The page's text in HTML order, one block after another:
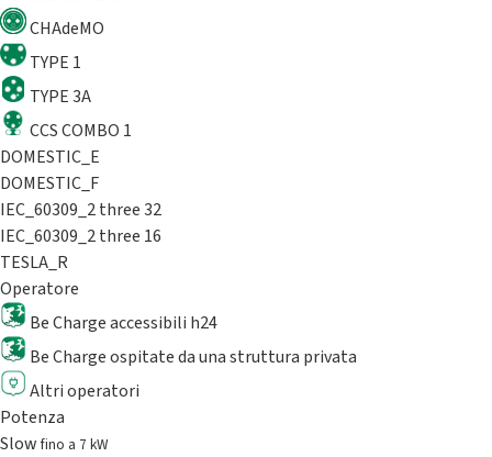
CHAdeMO
TYPE 1
TYPE 3A
CCS COMBO 1
DOMESTIC_E
DOMESTIC_F
IEC_60309_2 three 32
IEC_60309_2 three 16
TESLA_R
Operatore
Be Charge accessibili h24
Be Charge ospitate da una struttura privata
Altri operatori
Potenza
Slowfino a 7 kW